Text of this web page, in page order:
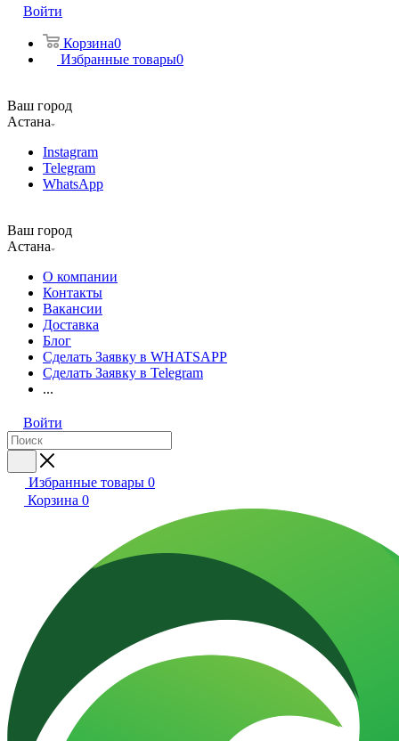
Войти
Корзина0
Избранные товары0
Ваш город
Астана
Instagram
Telegram
WhatsApp
Ваш город
Астана
О компании
Контакты
Вакансии
Доставка
Блог
Сделать Заявку в WHATSAPP
Сделать Заявку в Telegram
...
Войти
Избранные товары 0
Корзина 0